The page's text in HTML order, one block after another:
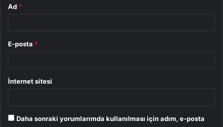
Ad *
E-posta *
İnternet sitesi
Daha sonraki yorumlarımda kullanılması için adım, e-posta